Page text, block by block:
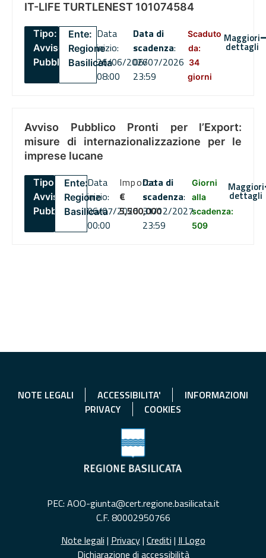
IT-LIFE TURTLENEST 101074584
Tipo:
Avviso
Pubblico
Ente:
Regione
Basilicata
Data
inizio:
26/06/2026
08:00
Data di
scadenza:
06/07/2026
23:59
Scaduto
da:
34
giorni
Maggiori
dettagli
Avviso Pubblico Pronti per l’Export:
misure di internazionalizzazione per le
imprese lucane
Tipo:
Avviso
Pubblico
Ente:
Regione
Basilicata
Data
inizio:
06/07/2026
00:00
Importo
€
5,500,000
Data di
scadenza:
31/12/2027
23:59
Giorni
alla
scadenza:
509
Maggiori
dettagli
NOTE LEGALI ACCESSIBILITA'
INFORMAZIONI
PRIVACY
COOKIES
PEC: AOO-giunta@cert.regione.basilicata.it
C.F. 80002950766
Note legali | Privacy| Crediti | Il Logo
Dichiarazione di accessibilità